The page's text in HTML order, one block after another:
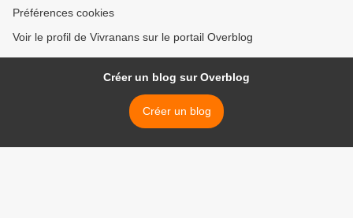
Préférences cookies
Voir le profil de Vivranans sur le portail Overblog
Créer un blog sur Overblog
Créer un blog